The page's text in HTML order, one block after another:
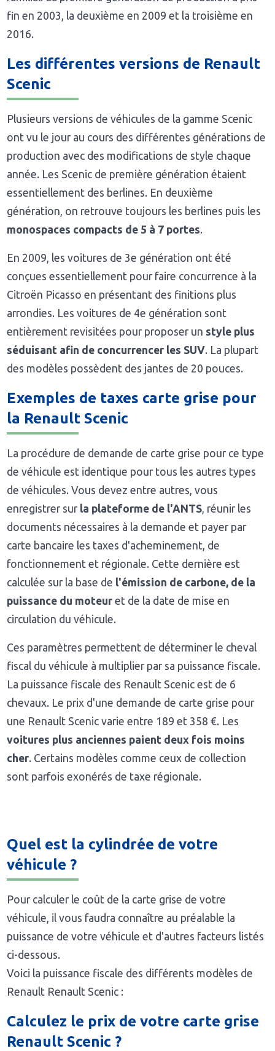
fin en 2003, la deuxième en 2009 et la troisième en
2016.
Les différentes versions de Renault
Scenic
Plusieurs versions de véhicules de la gamme Scenic
ont vu le jour au cours des différentes générations de
production avec des modifications de style chaque
année. Les Scenic de première génération étaient
essentiellement des berlines. En deuxième
génération, on retrouve toujours les berlines puis les
monospaces compacts de 5 à 7 portes.
En 2009, les voitures de 3e génération ont été
conçues essentiellement pour faire concurrence à la
Citroën Picasso en présentant des finitions plus
arrondies. Les voitures de 4e génération sont
entièrement revisitées pour proposer un style plus
séduisant afin de concurrencer les SUV. La plupart
des modèles possèdent des jantes de 20 pouces.
Exemples de taxes carte grise pour
la Renault Scenic
La procédure de demande de carte grise pour ce type
de véhicule est identique pour tous les autres types
de véhicules. Vous devez entre autres, vous
enregistrer sur la plateforme de l'ANTS, réunir les
documents nécessaires à la demande et payer par
carte bancaire les taxes d'acheminement, de
fonctionnement et régionale. Cette dernière est
calculée sur la base de l'émission de carbone, de la
puissance du moteur et de la date de mise en
circulation du véhicule.
Ces paramètres permettent de déterminer le cheval
fiscal du véhicule à multiplier par sa puissance fiscale.
La puissance fiscale des Renault Scenic est de 6
chevaux. Le prix d'une demande de carte grise pour
une Renault Scenic varie entre 189 et 358 €. Les
voitures plus anciennes paient deux fois moins
cher. Certains modèles comme ceux de collection
sont parfois exonérés de taxe régionale.
Quel est la cylindrée de votre
véhicule ?
Pour calculer le coût de la carte grise de votre
véhicule, il vous faudra connaître au préalable la
puissance de votre véhicule et d'autres facteurs listés
ci-dessous.
Voici la puissance fiscale des différents modèles de
Renault Renault Scenic :
Calculez le prix de votre carte grise
Renault Scenic ?